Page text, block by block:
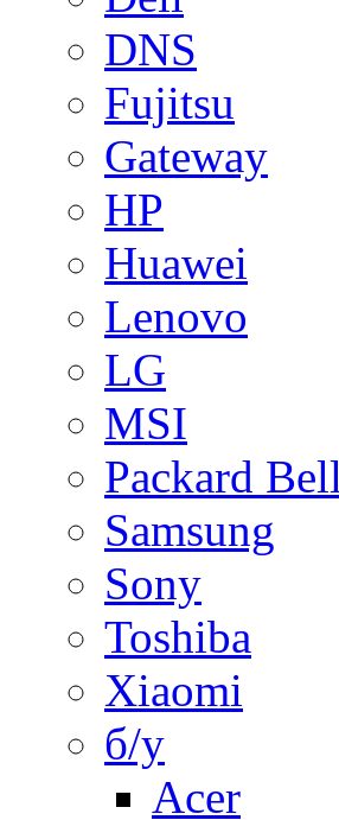
DNS
Fujitsu
Gateway
HP
Huawei
Lenovo
LG
MSI
Packard Bell
Samsung
Sony
Toshiba
Xiaomi
б/у
Acer